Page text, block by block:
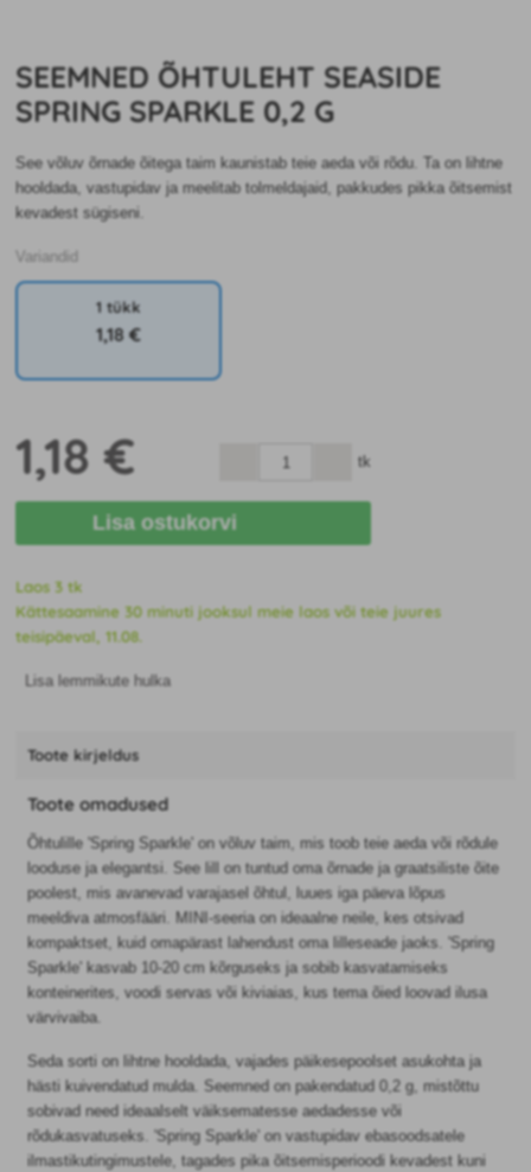
SEEMNED ÕHTULEHT SEASIDE
SPRING SPARKLE 0,2 G
See võluv õrnade õitega taim kaunistab teie aeda või rõdu. Ta on lihtne
hooldada, vastupidav ja meelitab tolmeldajaid, pakkudes pikka õitsemist
kevadest sügiseni.
Variandid
1 tükk
1,18 €
1,18 € tk
Lisa ostukorvi
Laos 3 tk
Kättesaamine 30 minuti jooksul meie laos või teie juures
teisipäeval, 11.08.
Lisa lemmikute hulka
Toote kirjeldus
Toote omadused
Õhtulille 'Spring Sparkle' on võluv taim, mis toob teie aeda või rõdule
looduse ja elegantsi. See lill on tuntud oma õrnade ja graatsiliste õite
poolest, mis avanevad varajasel õhtul, luues iga päeva lõpus
meeldiva atmosfääri. MINI-seeria on ideaalne neile, kes otsivad
kompaktset, kuid omapärast lahendust oma lilleseade jaoks. 'Spring
Sparkle' kasvab 10-20 cm kõrguseks ja sobib kasvatamiseks
konteinerites, voodi servas või kiviaias, kus tema õied loovad ilusa
värvivaiba.
Seda sorti on lihtne hooldada, vajades päikesepoolset asukohta ja
hästi kuivendatud mulda. Seemned on pakendatud 0,2 g, mistõttu
sobivad need ideaalselt väiksematesse aedadesse või
rõdukasvatuseks. 'Spring Sparkle' on vastupidav ebasoodsatele
ilmastikutingimustele, tagades pika õitsemisperioodi kevadest kuni